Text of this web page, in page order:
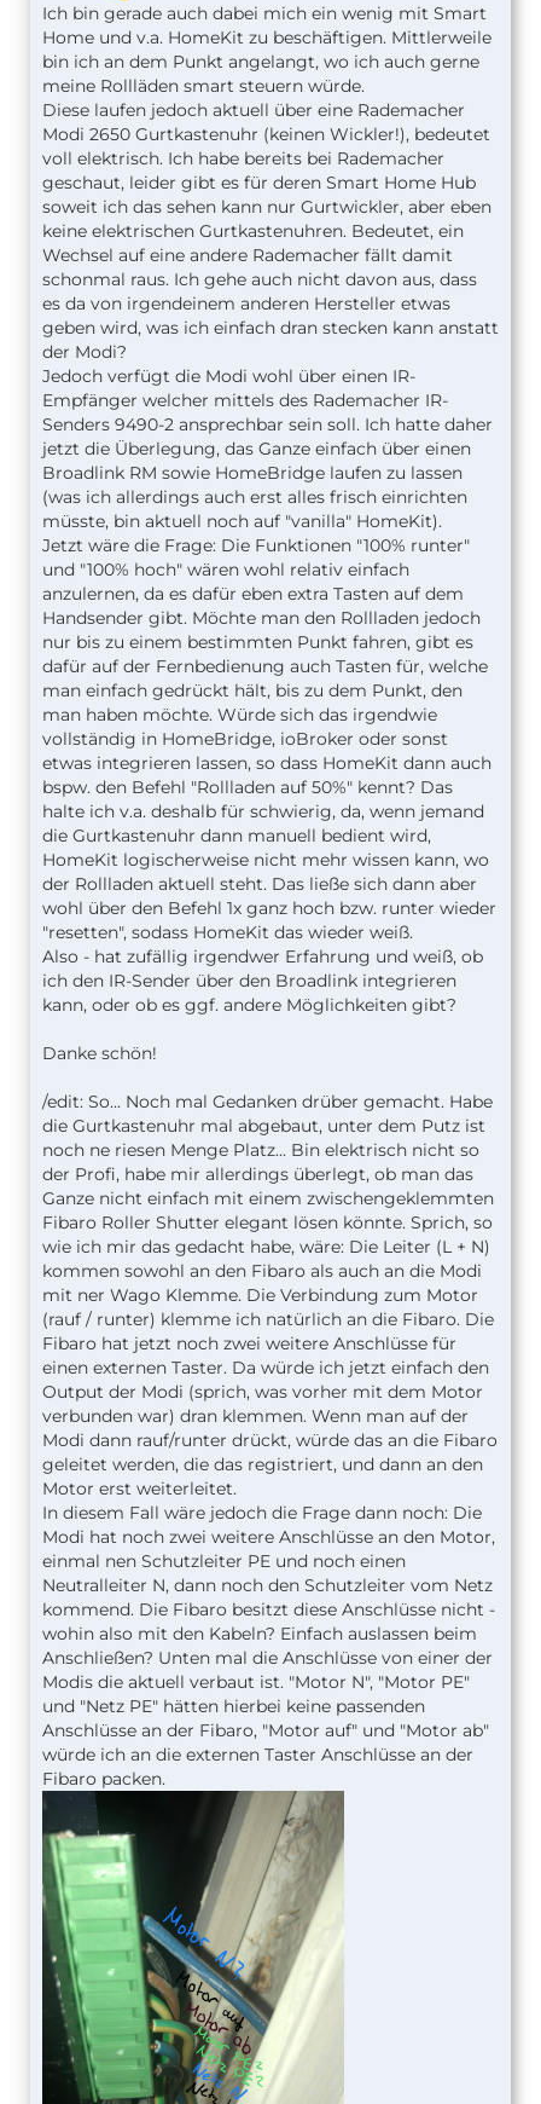
Ich bin gerade auch dabei mich ein wenig mit Smart
Home und v.a. HomeKit zu beschäftigen. Mittlerweile
bin ich an dem Punkt angelangt, wo ich auch gerne
meine Rollläden smart steuern würde.
Diese laufen jedoch aktuell über eine Rademacher
Modi 2650 Gurtkastenuhr (keinen Wickler!), bedeutet
voll elektrisch. Ich habe bereits bei Rademacher
geschaut, leider gibt es für deren Smart Home Hub
soweit ich das sehen kann nur Gurtwickler, aber eben
keine elektrischen Gurtkastenuhren. Bedeutet, ein
Wechsel auf eine andere Rademacher fällt damit
schonmal raus. Ich gehe auch nicht davon aus, dass
es da von irgendeinem anderen Hersteller etwas
geben wird, was ich einfach dran stecken kann anstatt
der Modi?
Jedoch verfügt die Modi wohl über einen IR-
Empfänger welcher mittels des Rademacher IR-
Senders 9490-2 ansprechbar sein soll. Ich hatte daher
jetzt die Überlegung, das Ganze einfach über einen
Broadlink RM sowie HomeBridge laufen zu lassen
(was ich allerdings auch erst alles frisch einrichten
müsste, bin aktuell noch auf "vanilla" HomeKit).
Jetzt wäre die Frage: Die Funktionen "100% runter"
und "100% hoch" wären wohl relativ einfach
anzulernen, da es dafür eben extra Tasten auf dem
Handsender gibt. Möchte man den Rollladen jedoch
nur bis zu einem bestimmten Punkt fahren, gibt es
dafür auf der Fernbedienung auch Tasten für, welche
man einfach gedrückt hält, bis zu dem Punkt, den
man haben möchte. Würde sich das irgendwie
vollständig in HomeBridge, ioBroker oder sonst
etwas integrieren lassen, so dass HomeKit dann auch
bspw. den Befehl "Rollladen auf 50%" kennt? Das
halte ich v.a. deshalb für schwierig, da, wenn jemand
die Gurtkastenuhr dann manuell bedient wird,
HomeKit logischerweise nicht mehr wissen kann, wo
der Rollladen aktuell steht. Das ließe sich dann aber
wohl über den Befehl 1x ganz hoch bzw. runter wieder
"resetten", sodass HomeKit das wieder weiß.
Also - hat zufällig irgendwer Erfahrung und weiß, ob
ich den IR-Sender über den Broadlink integrieren
kann, oder ob es ggf. andere Möglichkeiten gibt?
Danke schön!
/edit: So... Noch mal Gedanken drüber gemacht. Habe
die Gurtkastenuhr mal abgebaut, unter dem Putz ist
noch ne riesen Menge Platz... Bin elektrisch nicht so
der Profi, habe mir allerdings überlegt, ob man das
Ganze nicht einfach mit einem zwischengeklemmten
Fibaro Roller Shutter elegant lösen könnte. Sprich, so
wie ich mir das gedacht habe, wäre: Die Leiter (L + N)
kommen sowohl an den Fibaro als auch an die Modi
mit ner Wago Klemme. Die Verbindung zum Motor
(rauf / runter) klemme ich natürlich an die Fibaro. Die
Fibaro hat jetzt noch zwei weitere Anschlüsse für
einen externen Taster. Da würde ich jetzt einfach den
Output der Modi (sprich, was vorher mit dem Motor
verbunden war) dran klemmen. Wenn man auf der
Modi dann rauf/runter drückt, würde das an die Fibaro
geleitet werden, die das registriert, und dann an den
Motor erst weiterleitet.
In diesem Fall wäre jedoch die Frage dann noch: Die
Modi hat noch zwei weitere Anschlüsse an den Motor,
einmal nen Schutzleiter PE und noch einen
Neutralleiter N, dann noch den Schutzleiter vom Netz
kommend. Die Fibaro besitzt diese Anschlüsse nicht -
wohin also mit den Kabeln? Einfach auslassen beim
Anschließen? Unten mal die Anschlüsse von einer der
Modis die aktuell verbaut ist. "Motor N", "Motor PE"
und "Netz PE" hätten hierbei keine passenden
Anschlüsse an der Fibaro, "Motor auf" und "Motor ab"
würde ich an die externen Taster Anschlüsse an der
Fibaro packen.